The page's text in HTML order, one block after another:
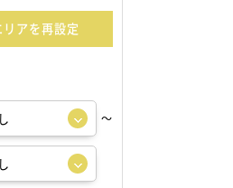
リアを再設定
～